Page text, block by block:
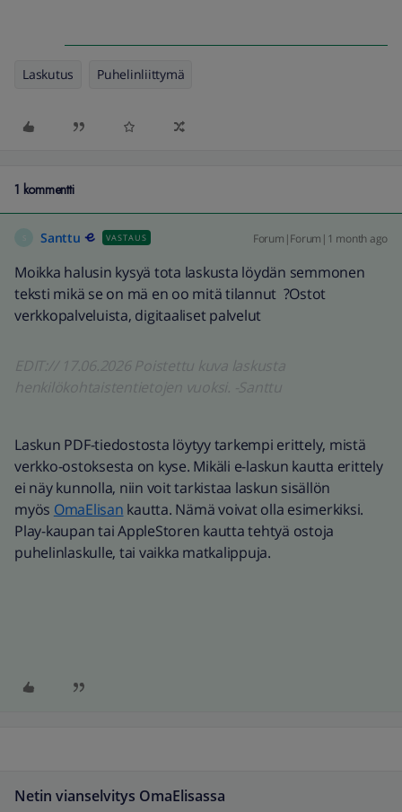
Laskutus Puhelinliittymä
1 kommentti
Santtu VASTAUS Forum|Forum|1 month ago
Moikka halusin kysyä tota laskusta löydän semmonen
teksti mikä se on mä en oo mitä tilannut ?Ostot
verkkopalveluista, digitaaliset palvelut
EDIT:// 17.06.2026 Poistettu kuva laskusta
henkilökohtaistentietojen vuoksi. -Santtu
Laskun PDF-tiedostosta löytyy tarkempi erittely, mistä
verkko-ostoksesta on kyse. Mikäli e-laskun kautta erittely
ei näy kunnolla, niin voit tarkistaa laskun sisällön
myös OmaElisan kautta. Nämä voivat olla esimerkiksi.
Play-kaupan tai AppleStoren kautta tehtyä ostoja
puhelinlaskulle, tai vaikka matkalippuja.
Netin vianselvitys OmaElisassa